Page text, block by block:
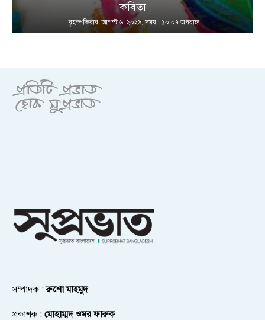
কবিতা
বৃহস্পতিবার, আগস্ট ৬, ২০২৬; সময় : ১০:০৭ অপরাহ্ণ
সম্পাদক :রুশো মাহমুদ
প্রকাশক : মোহাম্মদ ওমর ফারুক